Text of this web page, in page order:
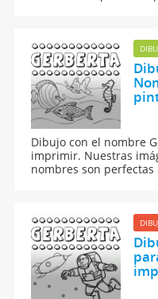
Dibujo con el nombre
imprimir. Nuestras
nombres son